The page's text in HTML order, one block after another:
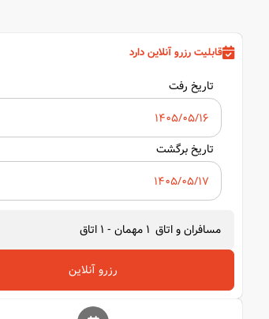
قابلیت رزرو آنلاین دارد
تاریخ رفت
تاریخ برگشت
مسافران و اتاق 1 مهمان -
1 اتاق
رزرو آنلاین